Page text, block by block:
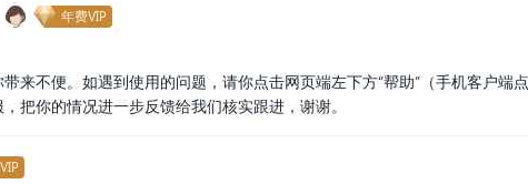
年费VIP
来不便。如遇到使用的问题，请你点击网页端左下方“帮助”（手机客户端
把你的情况进一步反馈给我们核实跟进，谢谢。